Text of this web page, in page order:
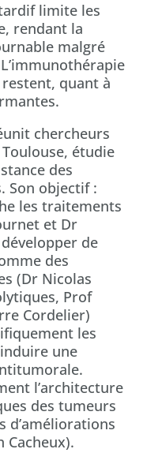
limite les
rendant la
malgré
quant à
chercheurs
étudie
des
Son objectif :
les traitements
et Dr
de
des
(Dr Nicolas
Prof
Cordelier)
les
une
l’architecture
des tumeurs
d’améliorations
Cacheux).